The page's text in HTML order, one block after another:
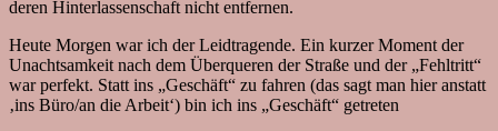
deren Hinterlassenschaft nicht entfernen.
Heute Morgen war ich der Leidtragende. Ein kurzer Moment der
Unachtsamkeit nach dem Überqueren der Straße und der „Fehltritt“
war perfekt. Statt ins „Geschäft“ zu fahren (das sagt man hier anstatt
‚ins Büro/an die Arbeit‘) bin ich ins „Geschäft“ getreten